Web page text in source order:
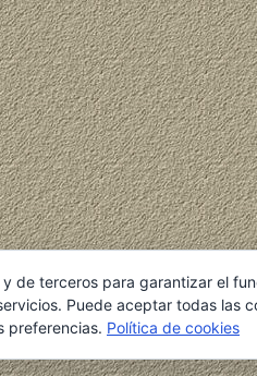
de terceros para garantizar el
Puede aceptar todas las
preferencias. Política de cookies